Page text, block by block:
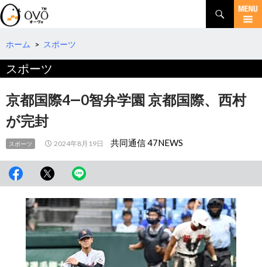
検
索
コ
テ
へ
移
動
ホーム > スポーツ
スポーツ
京都国際4―0智弁学園 京都国際、西村
が完封
スポーツ 2024年8月19日 共同通信 47NEWS